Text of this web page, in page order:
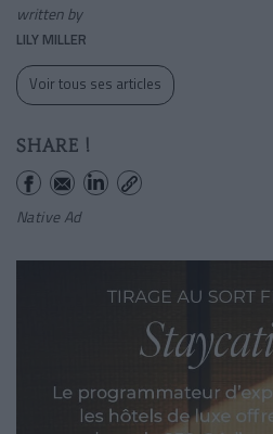
written by
LILY MILLER
Voir tous ses articles
SHARE !
Native Ad